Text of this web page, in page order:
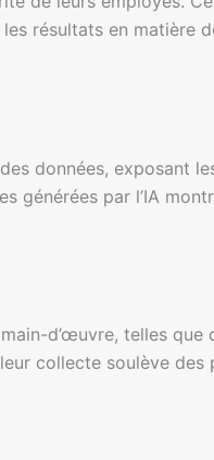
résultats en matière
données, exposant
générées par l’IA
d’œuvre, telles
collecte soulève